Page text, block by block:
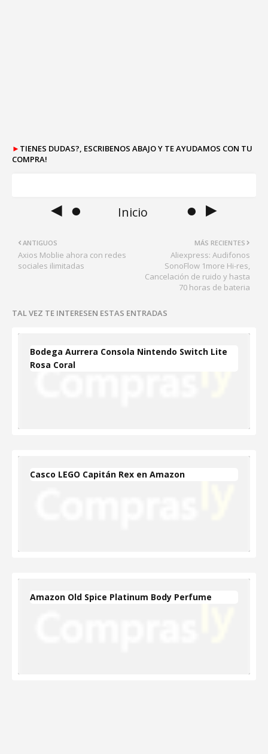
► TIENES DUDAS?, ESCRIBENOS ABAJO Y TE AYUDAMOS CON TU
COMPRA!
◄ ● Inicio ● ►
MÁS RECIENTES
Aliexpress: Audifonos
SonoFlow 1more Hi-res,
Cancelación de ruido y hasta
70 horas de bateria
ANTIGUOS
Axios Moblie ahora con redes
sociales ilimitadas
TAL VEZ TE INTERESEN ESTAS ENTRADAS
Bodega Aurrera Consola Nintendo Switch Lite
Rosa Coral
Casco LEGO Capitán Rex en Amazon
Amazon Old Spice Platinum Body Perfume